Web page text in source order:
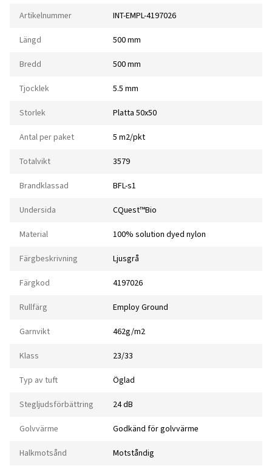
Artikelnummer INT-EMPL-4197026
Längd 500 mm
Bredd 500 mm
Tjocklek 5.5 mm
Storlek Platta 50x50
Antal per paket 5 m2/pkt
Totalvikt 3579
Brandklassad BFL-s1
Undersida CQuest™Bio
Material 100% solution dyed nylon
Färgbeskrivning Ljusgrå
Färgkod 4197026
Rullfärg Employ Ground
Garnvikt 462g/m2
Klass 23/33
Typ av tuft Öglad
Stegljudsförbättring 24 dB
Golvvärme Godkänd för golvvärme
Halkmotsånd Motståndig